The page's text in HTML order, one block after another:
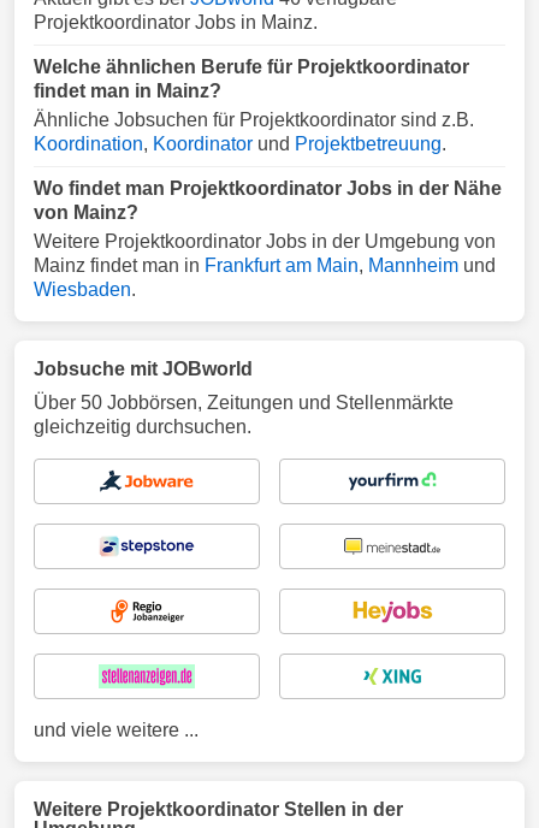
Projektkoordinator Jobs in Mainz.
Welche ähnlichen Berufe für Projektkoordinator
findet man in Mainz?
Ähnliche Jobsuchen für Projektkoordinator sind z.B.
Koordination, Koordinator und Projektbetreuung.
Wo findet man Projektkoordinator Jobs in der Nähe
von Mainz?
Weitere Projektkoordinator Jobs in der Umgebung von
Mainz findet man in Frankfurt am Main, Mannheim und
Wiesbaden.
Jobsuche mit JOBworld
Über 50 Jobbörsen, Zeitungen und Stellenmärkte
gleichzeitig durchsuchen.
und viele weitere ...
Weitere Projektkoordinator Stellen in der